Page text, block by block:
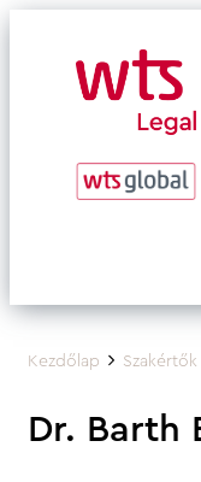
springen
Kezdőlap Szakértők
Dr. Barth